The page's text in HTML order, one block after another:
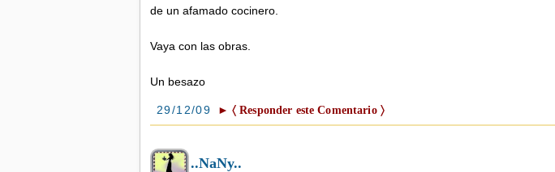
de un afamado cocinero.
Vaya con las obras.
Un besazo
29/12/09 ► 〈 Responder este Comentario 〉
..NaNy..